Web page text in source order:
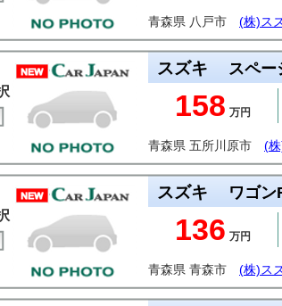
青森県 八戸市 (株)ス
スズキ スペー
158 万円
青森県 五所川原市 (
スズキ ワゴン
136 万円
青森県 青森市 (株)ス